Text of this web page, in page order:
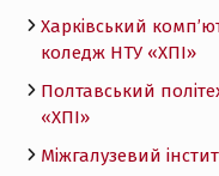
Харківський
коледж НТУ «ХПI»
Полтавський
«ХПI»
Міжгалузевий